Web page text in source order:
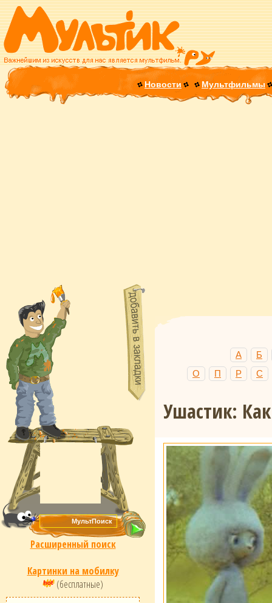
Новости Мультфильмы
Расширенный поиск
Картинки на мобилку
(бесплатные)
А
Б
О
П Р С
Ушастик: